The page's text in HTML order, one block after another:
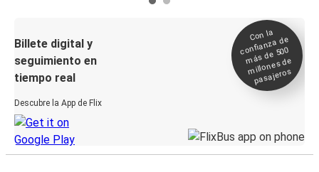
Billete digital y
seguimiento en
tiempo real
Descubre la App de Flix
Con la
confianza de
más de 500
millones de
pasajeros